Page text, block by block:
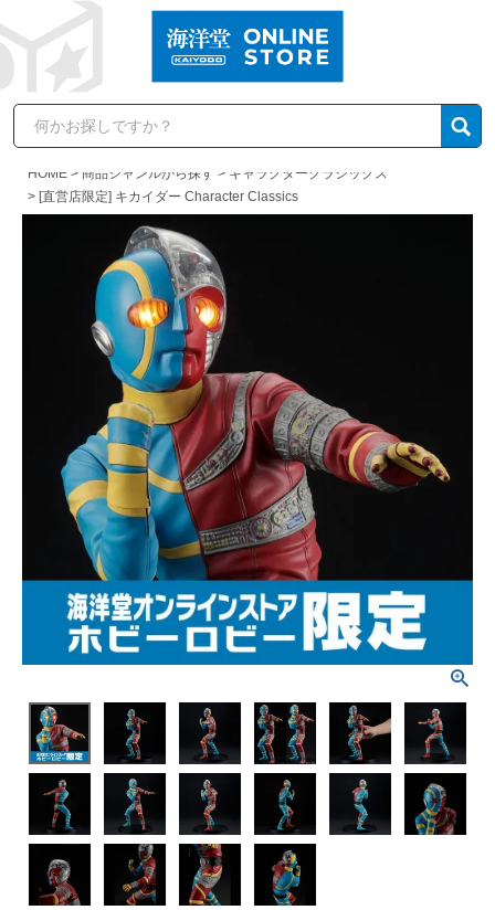
HOME 商品ジャンルから探す
キャラクタークラシックス
[直営店限定] キカイダー Character Classics